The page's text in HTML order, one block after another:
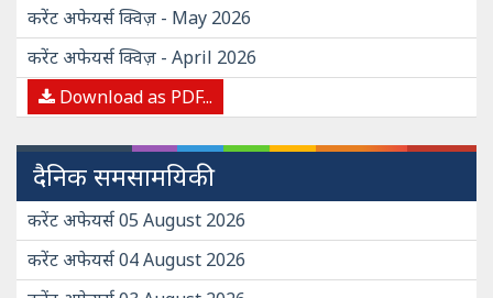
करेंट अफेयर्स क्विज़ - May 2026
करेंट अफेयर्स क्विज़ - April 2026
Download as PDF...
दैनिक समसामयिकी
करेंट अफेयर्स 05 August 2026
करेंट अफेयर्स 04 August 2026